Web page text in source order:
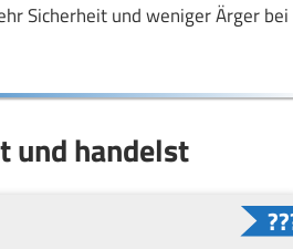
Sicherheit und weniger Ärger bei
und handelst